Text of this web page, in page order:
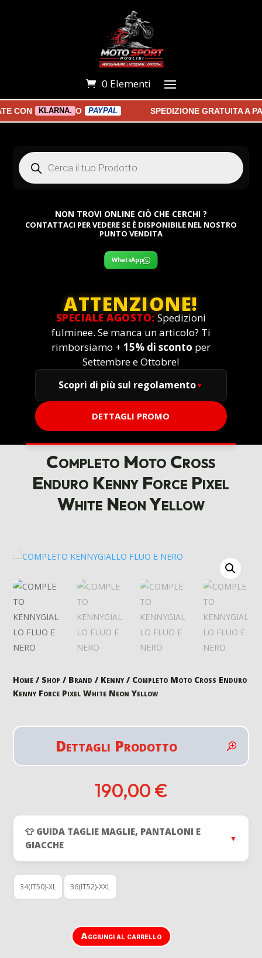
0 Elementi
KLARNA. O PAYPAL SPEDIZIONE GRATUITA A
Products
search
NON TROVI ONLINE CIÒ CHE CERCHI ?
CONTATTACI PER VEDERE SE È DISPONIBILE NEL NOSTRO
PUNTO VENDITA
WhatsApp
ATTENZIONE!
SPECIALE AGOSTO: Spedizioni
fulminee. Se manca un articolo? Ti
rimborsiamo + 15% di sconto per
Settembre e Ottobre!
Scopri di più sul regolamento
DETTAGLI PROMO
Completo Moto Cross
Enduro Kenny Force Pixel
White Neon Yellow
Home / Shop / Brand / Kenny / Completo Moto Cross Enduro
Kenny Force Pixel White Neon Yellow
Dettagli Prodotto
190,00 €
👕 GUIDA TAGLIE MAGLIE, PANTALONI E
GIACCHE
▼
34(IT50)-XL 36(IT52)-XXL
Aggiungi al carrello